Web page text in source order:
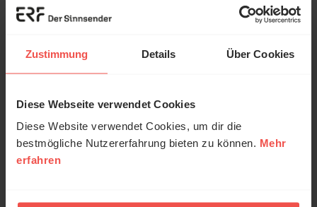
Zustimmung Details Über Cookies
Diese Webseite verwendet Cookies
Diese Website verwendet Cookies, um dir die
bestmögliche Nutzererfahrung bieten zu können. Mehr
erfahren
Verbesserung unseres Online-Angebots
ausgewertet werden. Es erfolgt keine Weitergabe
Datenschutzerklärung.
uns das Kürzen von Kommentaren vor. Ein Recht auf
Schreiben Ihres Kommentars unsereNetiquette.